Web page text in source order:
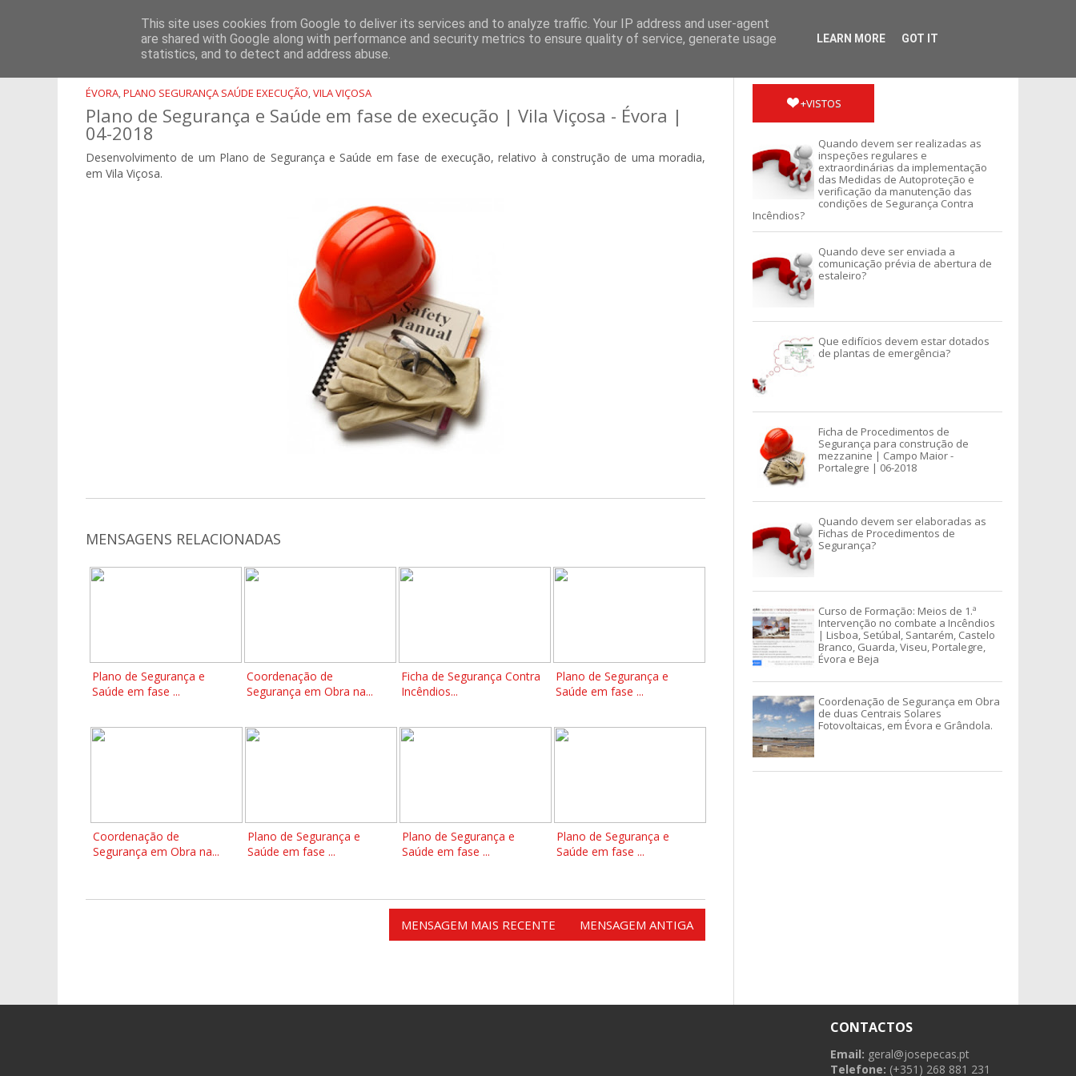
SOBRE NÓS CONSULTORIA FORMAÇÃO PROJETOS CONTACTOS
ÉVORA, PLANO SEGURANÇA SAÚDE EXECUÇÃO, VILA VIÇOSA
Plano de Segurança e Saúde em fase de execução | Vila Viçosa - Évora |
04-2018
Desenvolvimento de um Plano de Segurança e Saúde em fase de execução, relativo à construção de uma moradia,
em Vila Viçosa.
MENSAGENS RELACIONADAS
Plano de Segurança e
Saúde em fase ...
Coordenação de
Segurança em Obra na...
Ficha de Segurança Contra
Incêndios...
Plano de Segurança e
Saúde em fase ...
Coordenação de
Segurança em Obra na...
Plano de Segurança e
Saúde em fase ...
Plano de Segurança e
Saúde em fase ...
Plano de Segurança e
Saúde em fase ...
MENSAGEM MAIS RECENTE MENSAGEM ANTIGA
+VISTOS
SERVIÇOS
Quando devem ser realizadas as
inspeções regulares e
extraordinárias da implementação
das Medidas de Autoproteção e
verificação da manutenção das
condições de Segurança Contra
Incêndios?
Quando deve ser enviada a
comunicação prévia de abertura de
estaleiro?
Que edifícios devem estar dotados
de plantas de emergência?
Ficha de Procedimentos de
Segurança para construção de
mezzanine | Campo Maior -
Portalegre | 06-2018
Quando devem ser elaboradas as
Fichas de Procedimentos de
Segurança?
Curso de Formação: Meios de 1.ª
Intervenção no combate a Incêndios
| Lisboa, Setúbal, Santarém, Castelo
Branco, Guarda, Viseu, Portalegre,
Évora e Beja
Coordenação de Segurança em Obra
de duas Centrais Solares
Fotovoltaicas, em Évora e Grândola.
CONTACTOS
Email: geral@josepecas.pt
Telefone: (+351) 268 881 231
This site uses cookies from Google to deliver its services and to analyze traffic. Your IP address and user-agent
are shared with Google along with performance and security metrics to ensure quality of service, generate usage
statistics, and to detect and address abuse.
LEARN MORE GOT IT